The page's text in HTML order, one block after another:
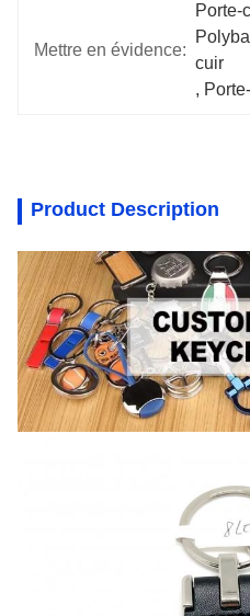
Mettre en évidence:
Porte-
cuir
,
Product Description